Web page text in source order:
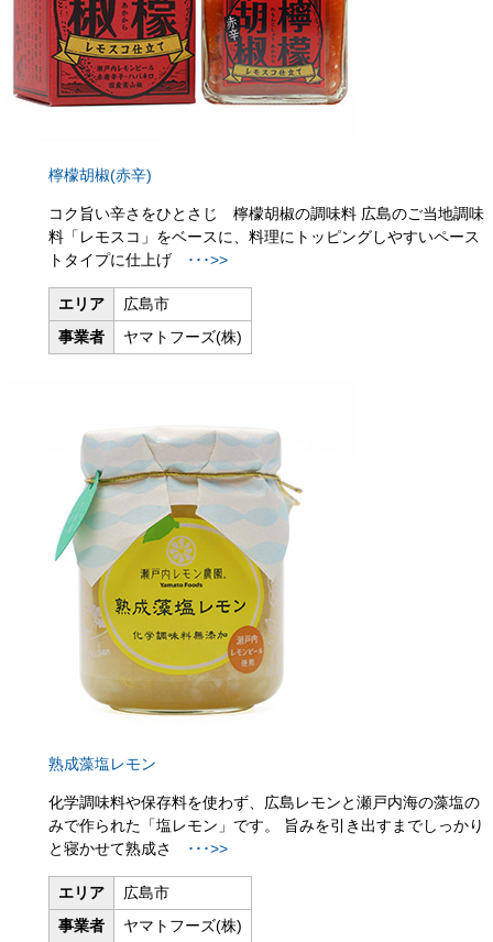
檸檬胡椒(赤辛)
コク旨い辛さをひとさじ 檸檬胡椒の調味料 広島のご当地調味
料「レモスコ」をベースに、料理にトッピングしやすいペース
トタイプに仕上げ
･･･>>
エリア
広島市
事業者
ヤマトフーズ(株)
熟成藻塩レモン
化学調味料や保存料を使わず、広島レモンと瀬戸内海の藻塩の
みで作られた「塩レモン」です。 旨みを引き出すまでしっかり
と寝かせて熟成さ
･･･>>
エリア
広島市
事業者
ヤマトフーズ(株)